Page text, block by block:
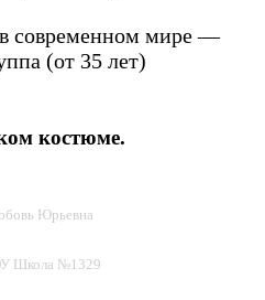
современном мире —
(от 35 лет)
костюме.
Юрьевна
Школа №1329